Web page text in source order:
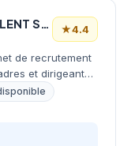
PIERRICK BIDON (VICTORIS TALENT SOLUTIONS) ★4.4
de recrutement
et dirigeants
et Grand Ouest.
comptes
en adoptant
l'immersion et